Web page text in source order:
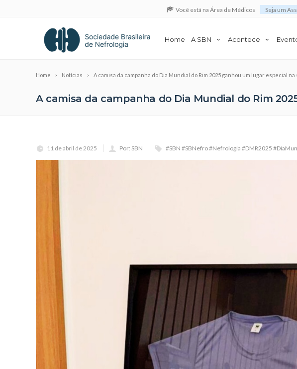
Você está na Área de Médicos Seja um
Home A SBN Acontece
Home Notícias A camisa da campanha do Dia Mundial do Rim 2025 ganhou um lugar especial na
A camisa da campanha do Dia Mundial do Rim
11 de abril de 2025 Por: SBN #SBN #SBNefro #Nefrologia #DMR2025